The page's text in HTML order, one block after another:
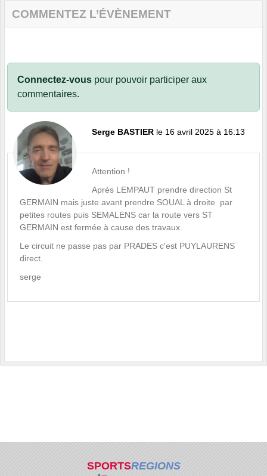
COMMENTEZ L’ÉVÈNEMENT
Connectez-vous pour pouvoir participer aux
commentaires.
Serge BASTIER le 16 avril 2025 à 16:13
Attention !
Après LEMPAUT prendre direction St
GERMAIN mais juste avant prendre SOUAL à droite par
petites routes puis SEMALENS car la route vers ST
GERMAIN est fermée à cause des travaux.
Le circuit ne passe pas par PRADES c'est PUYLAURENS
direct.
serge
SPORTSREGIONS